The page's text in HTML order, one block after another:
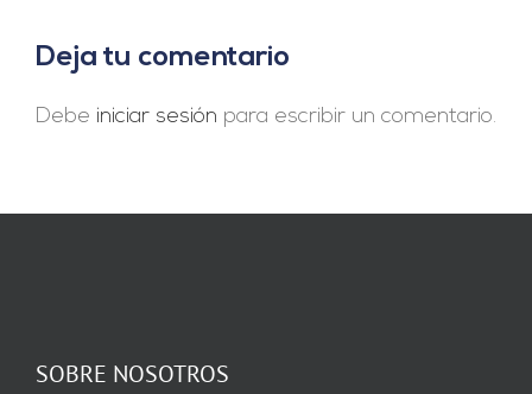
Deja tu comentario
Debe iniciar sesión para escribir un comentario.
SOBRE NOSOTROS